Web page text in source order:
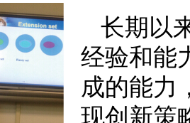
长期以
经验和能
成的能力
现创新策